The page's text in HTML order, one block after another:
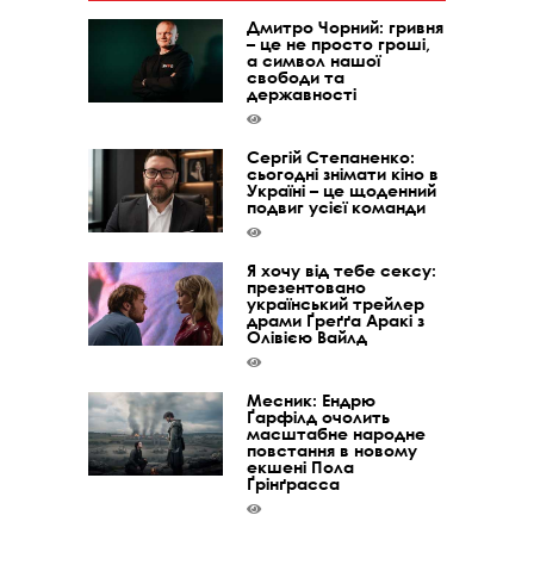
Дмитро Чорний: гривня
– це не просто гроші,
а символ нашої
свободи та
державності
Сергій Степаненко:
сьогодні знімати кіно в
Україні – це щоденний
подвиг усієї команди
Я хочу від тебе сексу:
презентовано
український трейлер
драми Ґреґґа Аракі з
Олівією Вайлд
Месник: Ендрю
Ґарфілд очолить
масштабне народне
повстання в новому
екшені Пола
Ґрінґрасса